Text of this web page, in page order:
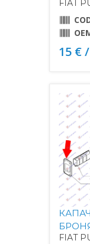
FIAT
15 €
FIAT